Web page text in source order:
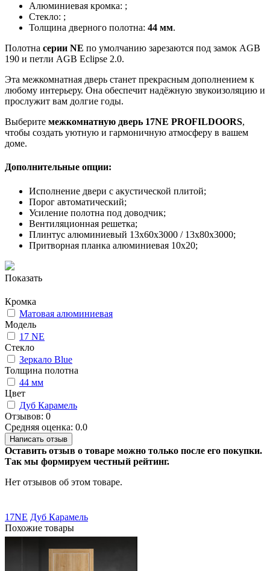
Алюминиевая кромка: ;
Стекло: ;
Толщина дверного полотна: 44 мм.
Полотна серии NE по умолчанию зарезаются под замок AGB
190 и петли AGB Eclipse 2.0.
Эта межкомнатная дверь станет прекрасным дополнением к
любому интерьеру. Она обеспечит надёжную звукоизоляцию и
прослужит вам долгие годы.
Выберите межкомнатную дверь 17NE PROFILDOORS,
чтобы создать уютную и гармоничную атмосферу в вашем
доме.
Дополнительные опции:
Исполнение двери с акустической плитой;
Порог автоматический;
Усиление полотна под доводчик;
Вентиляционная решетка;
Плинтус алюминиевый 13х60х3000 / 13х80х3000;
Притворная планка алюминиевая 10x20;
Показать
Кромка
Матовая алюминиевая
Модель
17 NE
Стекло
Зеркало Blue
Толщина полотна
44 мм
Цвет
Дуб Карамель
Отзывов: 0
Средняя оценка: 0.0
Написать отзыв
Оставить отзыв о товаре можно только после его покупки.
Так мы формируем честный рейтинг.
Нет отзывов об этом товаре.
17NE Дуб Карамель
Похожие товары